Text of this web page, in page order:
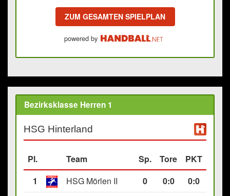
ZUM GESAMTEN SPIELPLAN
powered by
Bezirksklasse Herren 1
HSG Hinterland
Pl. Team Sp. Tore
PKT
1
HSG Mörlen II 0 0:0
0:0